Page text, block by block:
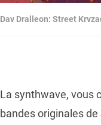
Dav Dralleon: Street
La synthwave, vous
bandes originales